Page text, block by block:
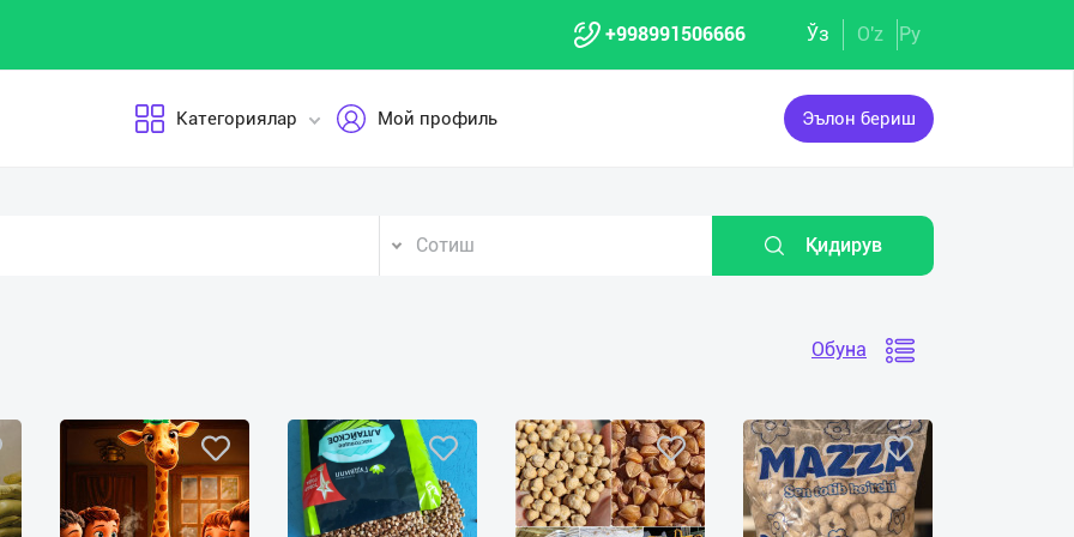
+998991506666 Ўз O'z Ру
Эълон бериш
Категориялар Мой профиль
Сотиш Қидирув
Обуна